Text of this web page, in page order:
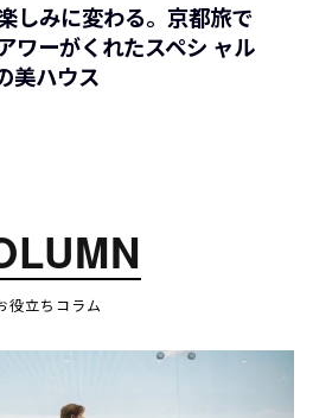
しみに変わる。京都旅で
ワーがくれたスペシ ャル
美ハウス
役立ちコラム